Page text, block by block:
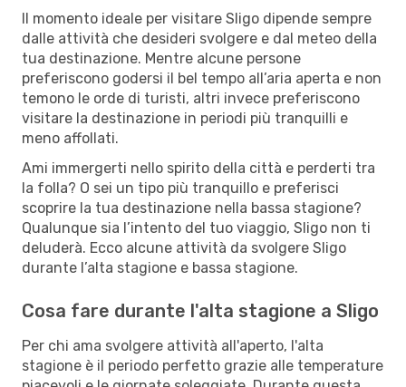
Il momento ideale per visitare Sligo dipende sempre
dalle attività che desideri svolgere e dal meteo della
tua destinazione. Mentre alcune persone
preferiscono godersi il bel tempo all’aria aperta e non
temono le orde di turisti, altri invece preferiscono
visitare la destinazione in periodi più tranquilli e
meno affollati.
Ami immergerti nello spirito della città e perderti tra
la folla? O sei un tipo più tranquillo e preferisci
scoprire la tua destinazione nella bassa stagione?
Qualunque sia l’intento del tuo viaggio, Sligo non ti
deluderà. Ecco alcune attività da svolgere Sligo
durante l’alta stagione e bassa stagione.
Cosa fare durante l'alta stagione a Sligo
Per chi ama svolgere attività all'aperto, l'alta
stagione è il periodo perfetto grazie alle temperature